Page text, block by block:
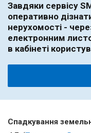
Завдяки сервісу
оперативно
нерухомості -
електронним
в кабінеті
Спадкування